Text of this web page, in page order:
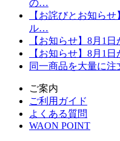
の…
【お詫びとお知ら
ル…
【お知らせ】8月1
【お知らせ】8月1
同一商品を大量に
ご案内
ご利用ガイド
よくある質問
WAON POINT